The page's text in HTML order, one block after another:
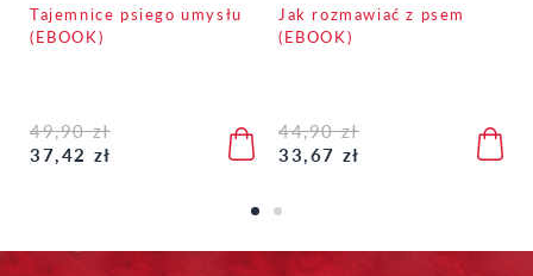
Tajemnice psiego umysłu
(EBOOK)
49,90 zł
37,42 zł
Jak rozmawiać z psem
(EBOOK)
44,90 zł
33,67 zł